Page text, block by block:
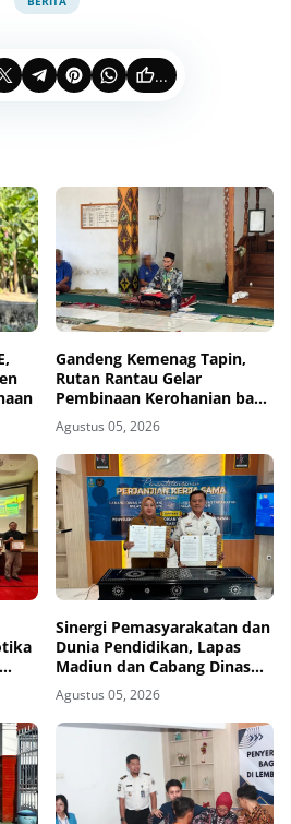
...
Gandeng Kemenag Tapin,
Rutan Rantau Gelar
Pembinaan Kerohanian bagi
Warga Binaan
Agustus 05, 2026
Sinergi Pemasyarakatan dan
Dunia Pendidikan, Lapas
Madiun dan Cabang Dinas
Pendidikan Wilayah Madiun
Jalin Kerja Sama Pendidikan
Vokasi Teknik Instalasi
Tenaga Listrik bagi Warga
Agustus 05, 2026